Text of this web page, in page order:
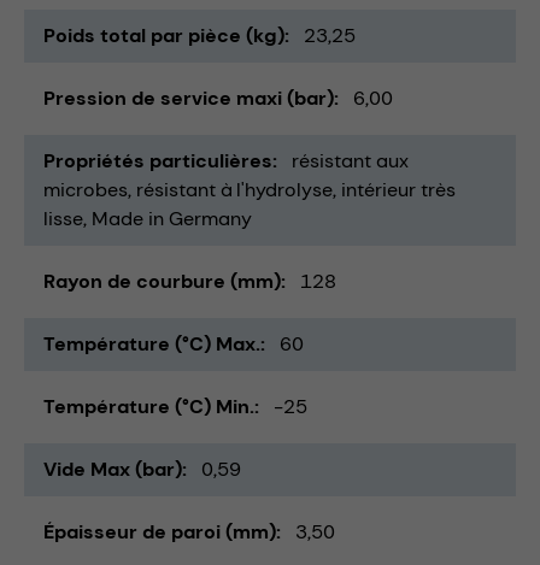
Poids total par pièce (kg) 23,25
Pression de service maxi (bar) 6,00
Propriétés particulières
résistant aux
microbes résistant à l'hydrolyse intérieur très
lisse Made in Germany
Rayon de courbure (mm) 128
Température (°C) Max. 60
Température (°C) Min. -25
Vide Max (bar) 0,59
Épaisseur de paroi (mm) 3,50